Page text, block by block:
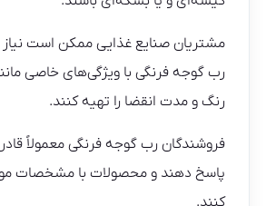
مشتریان صنایع غذایی ممکن است
رب گوجه فرنگی با ویژگی‌های خاصی
رنگ و مدت انقضا را تهیه کنند.
فروشندگان رب گوجه فرنگی معمولاً
پاسخ دهند و محصولات با مشخصات